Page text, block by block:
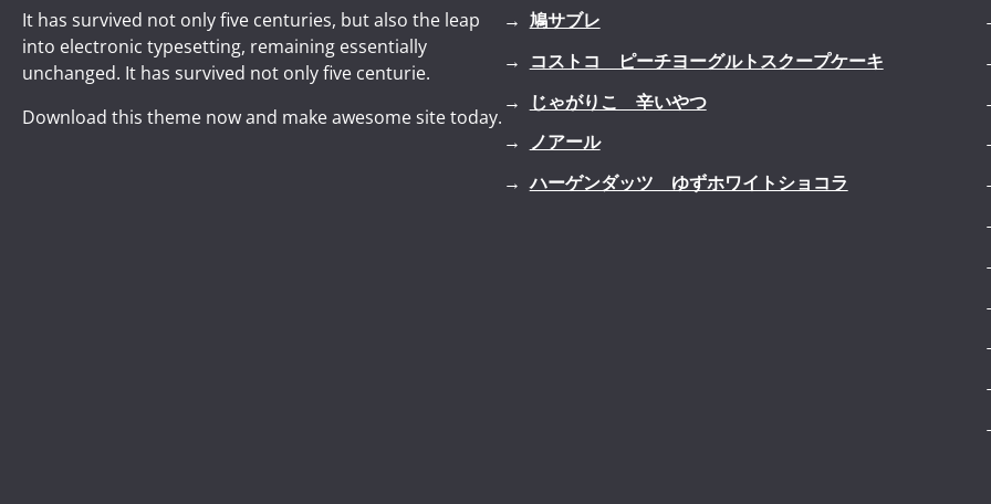
It has survived not only five centuries, but also the leap
into electronic typesetting, remaining essentially
unchanged. It has survived not only five centurie.
Download this theme now and make awesome site today.
鳩サブレ
コストコ ピーチヨーグルトスクープケーキ
じゃがりこ 辛いやつ
ノアール
ハーゲンダッツ ゆずホワイトショコラ